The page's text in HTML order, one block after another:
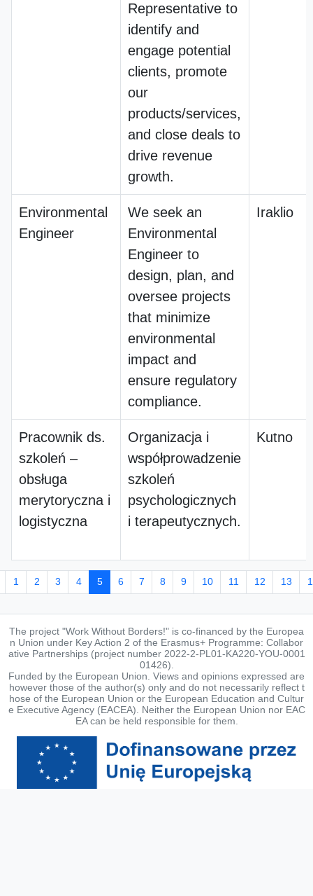
Representative to
identify and
engage potential
clients, promote
our
products/services,
and close deals to
drive revenue
growth.
Environmental
Engineer
We seek an
Environmental
Engineer to
design, plan, and
oversee projects
that minimize
environmental
impact and
ensure regulatory
compliance.
Iraklio
Pracownik ds.
szkoleń –
obsługa
merytoryczna i
logistyczna
Organizacja i
współprowadzenie
szkoleń
psychologicznych
i terapeutycznych.
Kutno
1 2 3 4 5 6 7 8 9 10 11 12 13
The project "Work Without Borders!" is co-financed by the Europea
n Union under Key Action 2 of the Erasmus+ Programme: Collabor
ative Partnerships (project number 2022-2-PL01-KA220-YOU-0001
01426).
Funded by the European Union. Views and opinions expressed are
however those of the author(s) only and do not necessarily reflect t
hose of the European Union or the European Education and Cultur
e Executive Agency (EACEA). Neither the European Union nor EAC